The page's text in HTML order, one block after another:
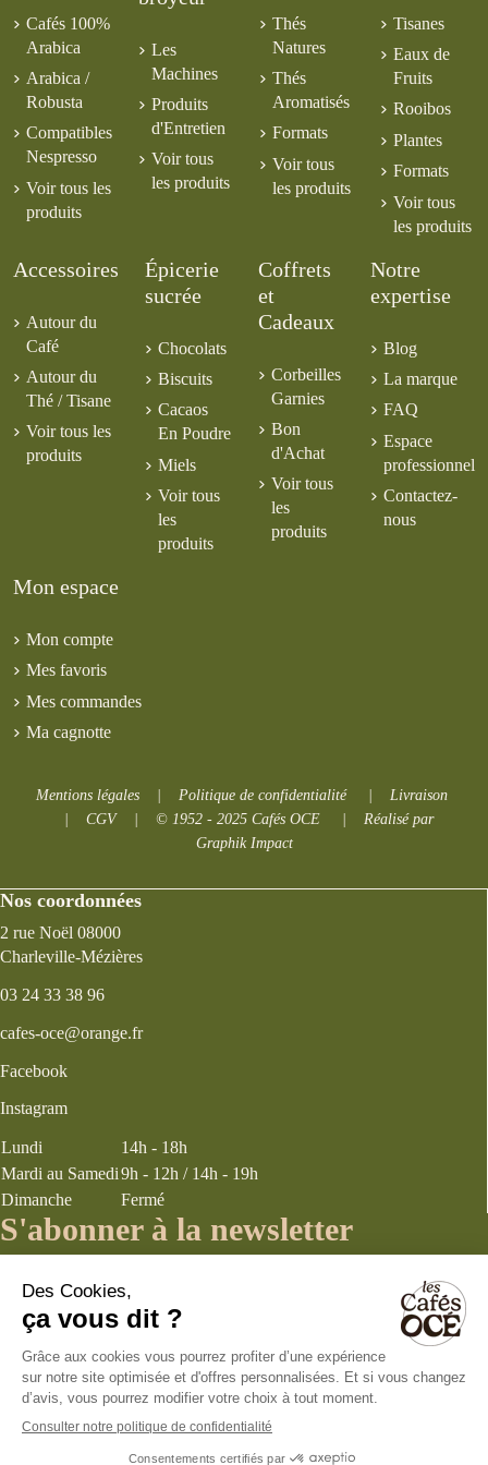
Cafés 100%
Arabica
Arabica /
Robusta
Compatibles
Nespresso
Voir tous les
produits
Les
Machines
Produits
d'Entretien
Voir tous
les produits
Thés
Natures
Thés
Aromatisés
Formats
Voir tous
les produits
Tisanes
Eaux de
Fruits
Rooibos
Plantes
Formats
Voir tous
les produits
Accessoires
Autour du
Café
Autour du
Thé / Tisane
Voir tous les
produits
Épicerie
sucrée
Chocolats
Biscuits
Cacaos
En Poudre
Miels
Voir tous
les
produits
Coffrets
et
Cadeaux
Corbeilles
Garnies
Bon
d'Achat
Voir tous
les
produits
Notre
expertise
Blog
La marque
FAQ
Espace
professionnel
Contactez-
nous
Mon espace
Mon compte
Mes favoris
Mes commandes
Ma cagnotte
Mentions légales Politique de confidentialité| Livraison
CGV| © 1952 - 2025 Cafés OCE| Réalisé par
Graphik Impact
Nos coordonnées
2 rue Noël 08000
Charleville-Mézières
03 24 33 38 96
cafes-oce@orange.fr
Facebook
Instagram
Lundi
14h - 18h
Mardi au Samedi9h - 12h / 14h - 19h
Dimanche
Fermé
S'abonner à la newsletter
énoncés dans la page politique de
confidentialité concernant la collecte d’informations